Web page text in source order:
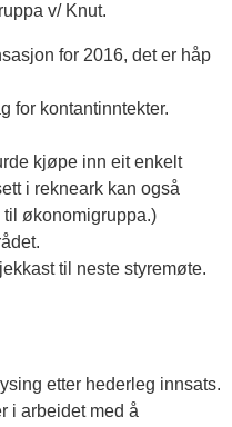
v/ Knut.
for 2016, det er håp
for kontantinntekter.
kjøpe inn eit enkelt
i rekneark kan også
økonomigruppa.)
til neste styremøte.
etter hederleg innsats.
i arbeidet med å